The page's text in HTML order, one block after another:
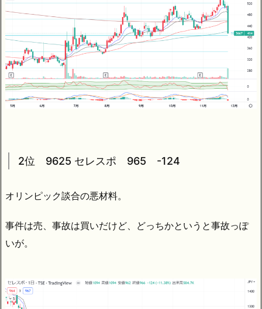
2位 9625 セレスポ 965 -124
オリンピック談合の悪材料。
事件は売、事故は買いだけど、どっちかというと事故っぽ
いが。